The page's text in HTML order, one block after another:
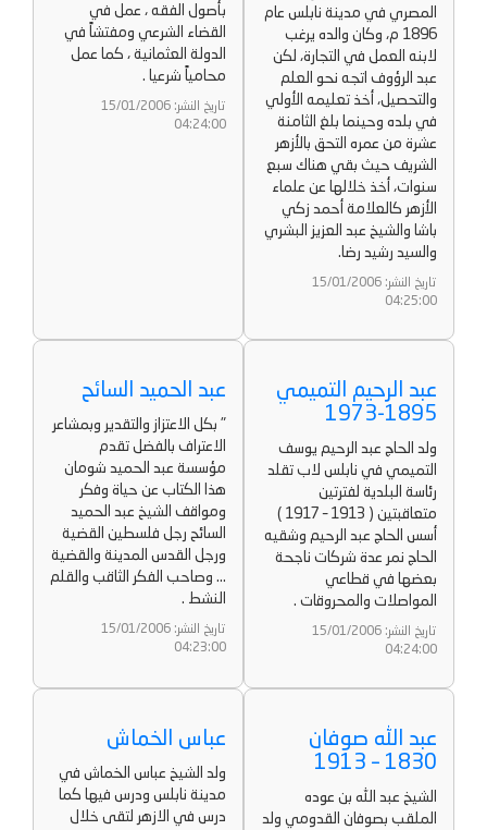
المصري في مدينة نابلس عام
1896 م، وكان والده يرغب
لابنه العمل في التجارة، لكن
عبد الرؤوف اتجه نحو العلم
والتحصيل، أخذ تعليمه الأولي
في بلده وحينما بلغ الثامنة
عشرة من عمره التحق بالأزهر
الشريف حيث بقي هناك سبع
سنوات، أخذ خلالها عن علماء
الأزهر كالعلامة أحمد زكي
باشا والشيخ عبد العزيز البشري
والسيد رشيد رضا.
تاريخ النشر: 15/01/2006
04:25:00
بأصول الفقه ، عمل في
القضاء الشرعي ومفتشاً في
الدولة العثمانية ، كما عمل
محامياً شرعيا .
تاريخ النشر: 15/01/2006
04:24:00
عبد الرحيم التميمي
1895-1973
ولد الحاج عبد الرحيم يوسف
التميمي في نابلس لاب تقلد
رئاسة البلدية لفترتين
متعاقبتين ( 1913 – 1917 )
أسس الحاج عبد الرحيم وشقيه
الحاج نمر عدة شركات ناجحة
بعضها في قطاعي
المواصلات والمحروقات .
تاريخ النشر: 15/01/2006
04:24:00
عبد الحميد السائح
" بكل الاعتزاز والتقدير وبمشاعر
الاعتراف بالفضل تقدم
مؤسسة عبد الحميد شومان
هذا الكتاب عن حياة وفكر
ومواقف الشيخ عبد الحميد
السائح رجل فلسطين القضية
ورجل القدس المدينة والقضية
... وصاحب الفكر الثاقب والقلم
النشط .
تاريخ النشر: 15/01/2006
04:23:00
عبد الله صوفان
1830 – 1913
الشيخ عبد الله بن عوده
الملقب بصوفان القدومي ولد
عباس الخماش
ولد الشيخ عباس الخماش في
مدينة نابلس ودرس فيها كما
درس في الازهر لتقى خلال